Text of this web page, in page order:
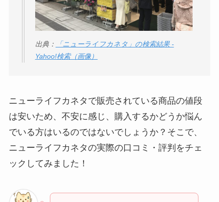
出典：
「ニューライフカネタ」の検索結果 -
Yahoo!検索（画像）
ニューライフカネタで販売されている商品の値段
は安いため、不安に感じ、購入するかどうか悩ん
でいる方はいるのではないでしょうか？そこで、
ニューライフカネタの実際の口コミ・評判をチェ
ックしてみました！